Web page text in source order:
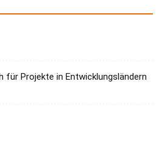
für Projekte in Entwicklungsländern